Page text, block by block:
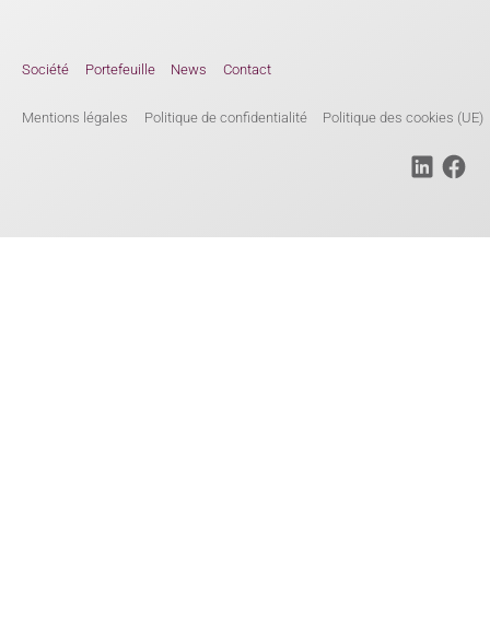
Société Portefeuille News Contact
Mentions légales Politique de confidentialité Politique des cookies (UE)